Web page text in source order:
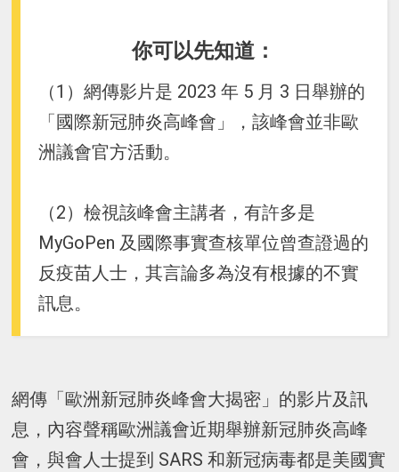
你可以先知道：
（1）網傳影片是 2023 年 5 月 3 日舉辦的
「國際新冠肺炎高峰會」，該峰會並非歐
洲議會官方活動。
（2）檢視該峰會主講者，有許多是
MyGoPen 及國際事實查核單位曾查證過的
反疫苗人士，其言論多為沒有根據的不實
訊息。
網傳「歐洲新冠肺炎峰會大揭密」的影片及訊
息，內容聲稱歐洲議會近期舉辦新冠肺炎高峰
會，與會人士提到 SARS 和新冠病毒都是美國實